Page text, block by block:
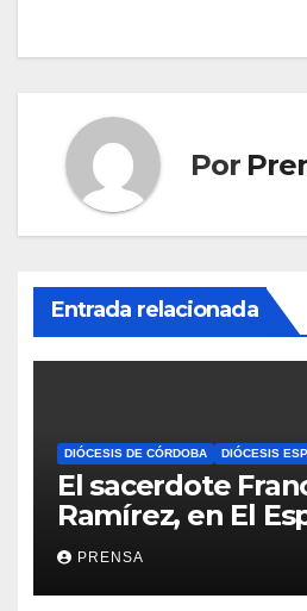
Por
Entrada relacionada
DIÓCESIS DE CÓRDOBA DIÓCESIS
El sacerdote
Ramírez, en El
Iglesia
PRENSA